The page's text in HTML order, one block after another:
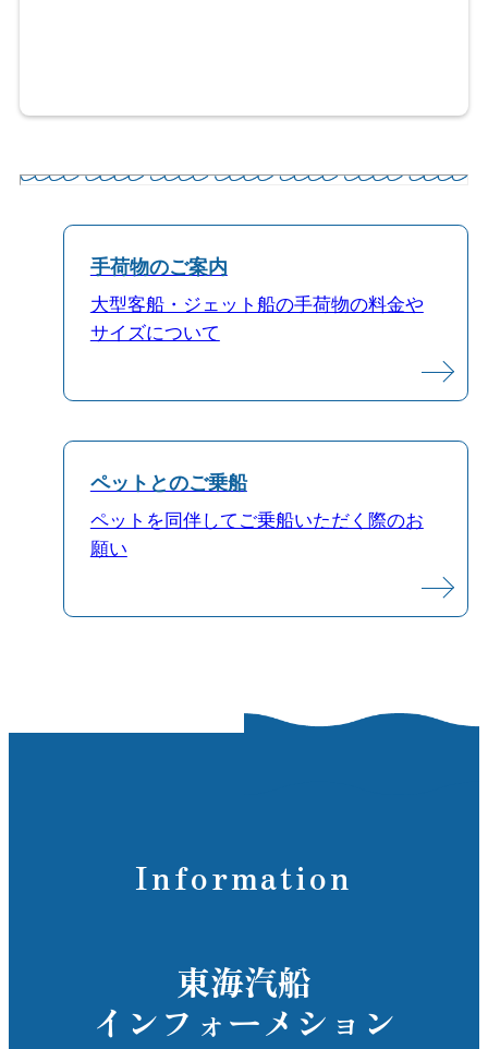
手荷物のご案内
大型客船・ジェット船の手荷物の料金や
サイズについて
ペットとのご乗船
ペットを同伴してご乗船いただく際のお
願い
Information
東海汽船
インフォーメション